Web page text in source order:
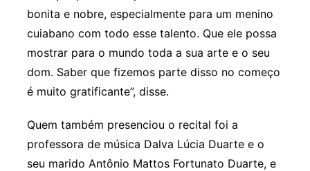
bonita e nobre, especialmente para um menino
cuiabano com todo esse talento. Que ele possa
mostrar para o mundo toda a sua arte e o seu
dom. Saber que fizemos parte disso no começo
é muito gratificante”, disse.
Quem também presenciou o recital foi a
professora de música Dalva Lúcia Duarte e o
seu marido Antônio Mattos Fortunato Duarte, e